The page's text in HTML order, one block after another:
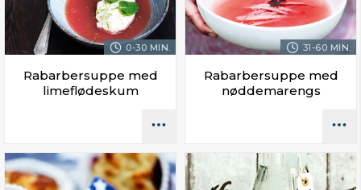
0-30 MIN.
Rabarbersuppe med
limeflødeskum
31-60 MIN.
Rabarbersuppe med
nøddemarengs